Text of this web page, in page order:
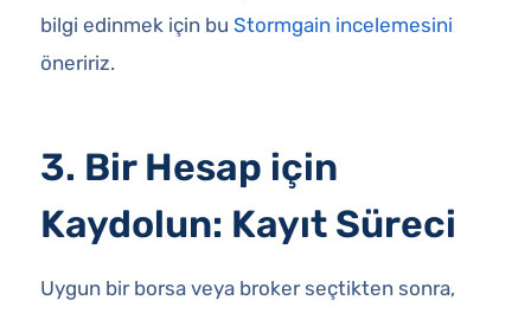
bilgi edinmek için bu Stormgain incelemesini
öneririz.
3. Bir Hesap için
Kaydolun: Kayıt Süreci
Uygun bir borsa veya broker seçtikten sonra,